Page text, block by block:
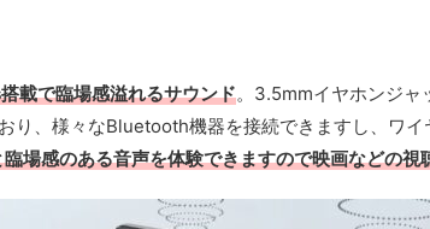
載で臨場感溢れるサウンド。3.5mmイヤホンジャ
り、様々なBluetooth機器を接続できますし、ワイ
場感のある音声を体験できますので映画などの視